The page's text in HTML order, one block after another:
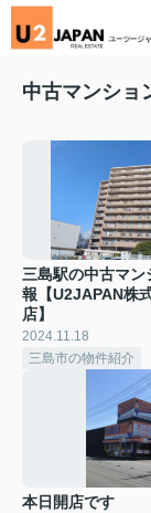
中古マンショ
三島駅の中古マン
報【U2JAPAN株
店】
2024.11.18
三島市の物件紹介
本日開店です